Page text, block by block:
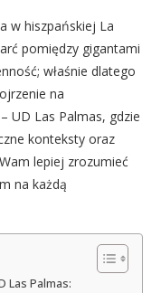
w hiszpańskiej La
pomiędzy gigantami
właśnie dlatego
na
UD Las Palmas, gdzie
konteksty oraz
lepiej zrozumieć
na każdą
Las Palmas: